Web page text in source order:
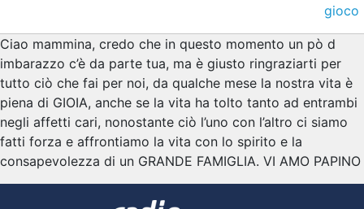
gioco
Ciao mammina, credo che in questo momento un pò d
imbarazzo c’è da parte tua, ma è giusto ringraziarti per
tutto ciò che fai per noi, da qualche mese la nostra vita è
piena di GIOIA, anche se la vita ha tolto tanto ad entrambi
negli affetti cari, nonostante ciò l’uno con l’altro ci siamo
fatti forza e affrontiamo la vita con lo spirito e la
consapevolezza di un GRANDE FAMIGLIA. VI AMO PAPINO